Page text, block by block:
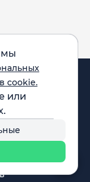
мы
cookie.
или